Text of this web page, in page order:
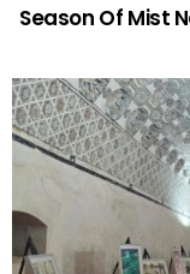
Season Of Mist